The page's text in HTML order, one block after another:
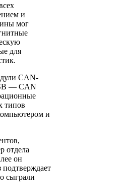
и
мог
для
CAN-
— CAN
типов
и
отдела
он
подтверждает
сыграли